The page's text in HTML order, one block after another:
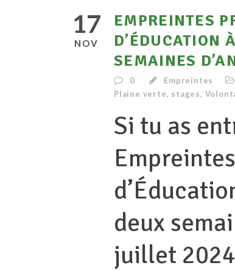
17
NOV
EMPREINTES
D’ÉDUCATION
SEMAINES
0 Empreintes
Plaine verte, stages,
Si tu as
deux
juillet